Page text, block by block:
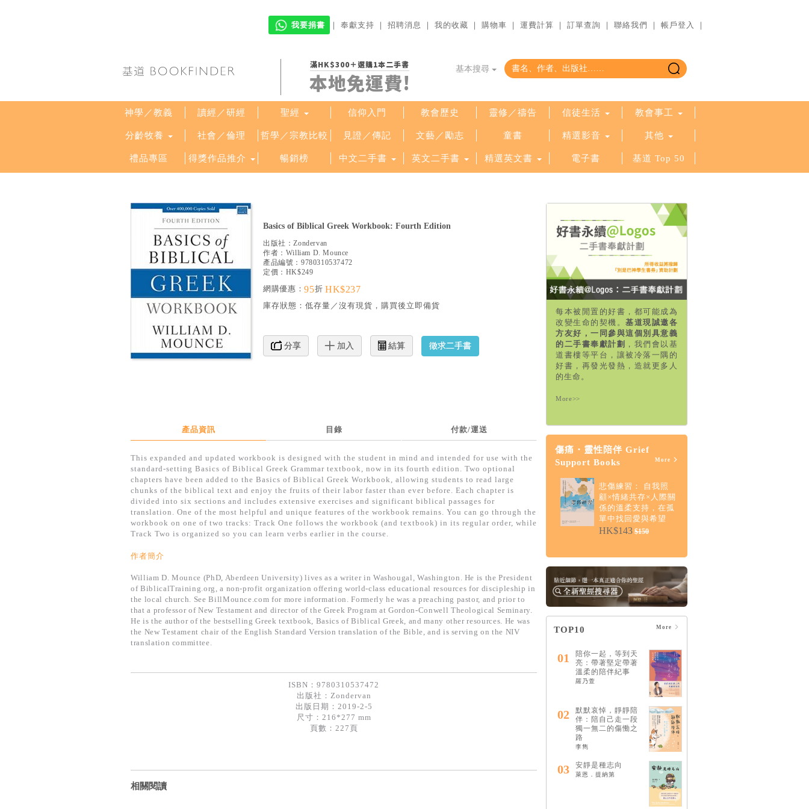
我要捐書 ｜ 奉獻支持 ｜ 招聘消息 ｜ 我的收藏 ｜ 購物車 ｜ 運費計算 ｜ 訂單查詢 ｜ 聯絡我們 ｜ 帳戶登入 ｜
滿HK$300＋選購1本二手書
本地免運費!
基本搜尋
神學／教義 讀經／研經 聖經 信仰入門 教會歷史 靈修／禱告 信徒生活 教會事工
分齡牧養 社會／倫理 哲學／宗教比較 見證／傳記 文藝／勵志 童書 精選影音 其他
禮品專區 得獎作品推介 暢銷榜 中文二手書 英文二手書 精選英文書 電子書 基道 Top 50
Basics of Biblical Greek Workbook: Fourth Edition
出版社：Zondervan
作者： William D. Mounce
產品編號： 9780310537472
定價：HK$249
網購優惠：95折 HK$237
庫存狀態： 低存量／沒有現貨，購買後立即備貨
分享 加入 結算 徵求二手書
產品資訊 目錄 付款/運送
This expanded and updated workbook is designed with the student in mind and intended for use with the
standard-setting Basics of Biblical Greek Grammar textbook, now in its fourth edition. Two optional
chapters have been added to the Basics of Biblical Greek Workbook, allowing students to read large
chunks of the biblical text and enjoy the fruits of their labor faster than ever before. Each chapter is
divided into six sections and includes extensive exercises and significant biblical passages for
translation. One of the most helpful and unique features of the workbook remains. You can go through the
workbook on one of two tracks: Track One follows the workbook (and textbook) in its regular order, while
Track Two is organized so you can learn verbs earlier in the course.
作者簡介
William D. Mounce (PhD, Aberdeen University) lives as a writer in Washougal, Washington. He is the President
of BiblicalTraining.org, a non-profit organization offering world-class educational resources for discipleship in
the local church. See BillMounce.com for more information. Formerly he was a preaching pastor, and prior to
that a professor of New Testament and director of the Greek Program at Gordon-Conwell Theological Seminary.
He is the author of the bestselling Greek textbook, Basics of Biblical Greek, and many other resources. He was
the New Testament chair of the English Standard Version translation of the Bible, and is serving on the NIV
translation committee.
ISBN：9780310537472
出版社： Zondervan
出版日期：2019-2-5
尺寸：216*277 mm
頁數：227頁
相關閱讀
每本被閒置的好書，都可能成為
改變生命的契機。基道現誠邀各
方友好，一同參與這個別具意義
的二手書奉獻計劃 ，我們會以基
道書樓等平台，讓被冷落一隅的
好書，再發光發熱，造就更多人
的生命。
More>>
傷痛・靈性陪伴 Grief
Support Books
More
悲傷練習： 自我照
顧×情緒共存×人際關
係的溫柔支持，在孤
單中找回愛與希望
HK$143 $150
TOP10 More
01
陪你一起，等到天
亮：帶著堅定帶著
溫柔的陪伴紀事
羅乃萱
02
默默哀悼，靜靜陪
伴：陪自己走一段
獨一無二的傷慟之
路
李雋
03 安靜是種志向
萊恩．提納第